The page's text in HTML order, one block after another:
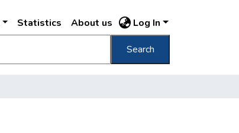
Statistics About us Log In
Search